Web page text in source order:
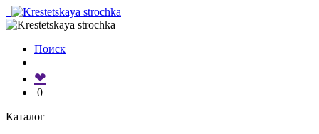
Поиск
❤
0
Каталог